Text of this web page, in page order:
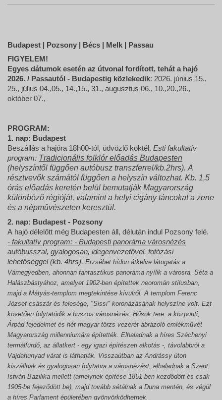
Budapest | Pozsony | Bécs | Melk | Passau
FIGYELEM!
Egyes dátumok esetén az útvonal fordított, tehát a hajó
2026. / Passautól - Budapestig közlekedik: 2026. június 15.,
25., július 04.,05., 14.,15., 31., augusztus 06., 10.,20.,26.,
október 07.,
PROGRAM:
1. nap: Budapest
Beszállás a hajóra 18h00-tól, üdvözlő koktél. Esti fakultatív
program: Tradicionális folklór előadás Budapesten
(helyszíntől függően autóbusz transzferrel/kb.2hrs). A
résztvevők számától függően a helyszín változhat. Kb. 1,5
órás előadás keretén belül bemutatják Magyarország
különböző régióját, valamint a helyi cigány táncokat a zene
és a népművészeten keresztül.
2. nap: Budapest - Pozsony
A hajó délelőtt még Budapesten áll, délután indul Pozsony felé.
- fakultatív program: - Budapesti panoráma városnézés
autóbusszal, gyalogosan, idegenvezetővel, fotózási
lehetőséggel (kb. 4hrs). Erzsébet hídon átkelve látogatás a
Várnegyedben, ahonnan fantasztikus panoráma nyílik a városra. Séta a
Halászbástyához, amelyet 1902-ben építettek neoromán stílusban,
majd a Mátyás-templom megtekintése kívülről. A templom Ferenc
József császár és felesége, "Sissi" koronázásának helyszíne volt. Ezt
követően folytatódik a buszos városnézés: Hősök tere: a központi,
Árpád fejedelmet és hét magyar törzs vezérét ábrázoló emlékművét
Magyarország millenniumára építették. Elhaladnak a híres Széchenyi
termálfürdő, az állatkert - egy igazi építészeti alkotás -, távolabbról a
Vajdahunyad várat is láthatják. Visszaútban az Andrássy úton
kiszállnak és gyalogosan folytatva a városnézést, elhaladnak a Szent
István Bazilika mellett (amelynek építése 1851-ben kezdődött és csak
1905-be fejeződött be), majd tovább sétálnak a Duna mentén, és végül
a híres Parlament épületében gyönyörködhetnek.